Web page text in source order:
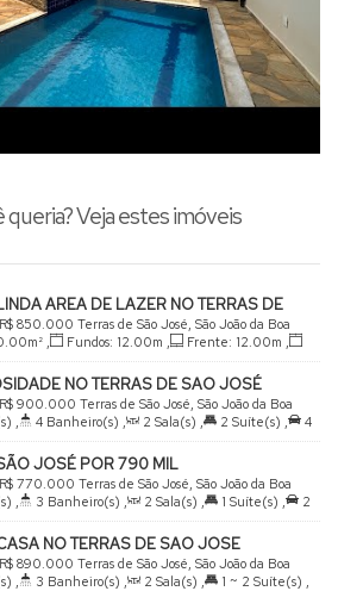
queria? Veja estes imóveis
AREA DE LAZER NO TERRAS DE
R$ 850.000 Terras de São José, São João da Boa
Brasil
.00m² , Fundos: 12.00m , Frente: 12.00m ,
.00m , Lado Esquerdo: 25.00m
NO TERRAS DE SAO JOSÉ
R$ 900.000 Terras de São José, São João da Boa
Brasil
, 4 Banheiro(s) , 2 Sala(s) , 2 Suíte(s) ,
4
138.00m² , Terreno: 300.00m²
JOSÉ POR 790 MIL
R$ 770.000 Terras de São José, São João da Boa
Brasil
, 3 Banheiro(s) , 2 Sala(s) , 1 Suíte(s) ,
2
190.00m² , Terreno: 300.00m²
NO TERRAS DE SAO JOSE
R$ 890.000 Terras de São José, São João da Boa
Brasil
, 3 Banheiro(s) , 2 Sala(s) , 1 ~ 2 Suíte(s) ,